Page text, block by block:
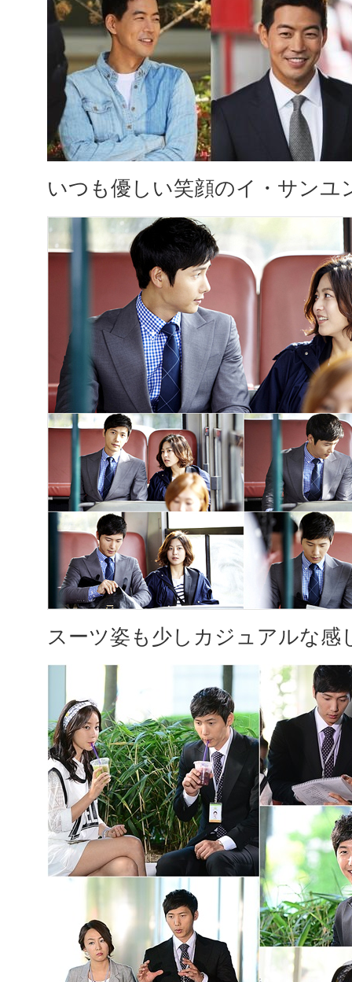
いつも優しい笑顔のイ・サンユ
スーツ姿も少しカジュアルな感